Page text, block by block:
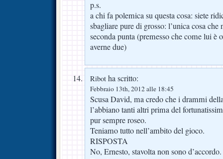
p.s.
a chi fa polemica su questa cosa: siete
sbagliare pure di grosso: l’unica cosa che
seconda punta (premesso che come lui è
averne due)
Ribot ha scritto:
Febbraio 13th, 2012 alle 18:45
Scusa David, ma credo che i drammi
l’abbiano tanti altri prima del
pur sempre roseo.
Teniamo tutto nell’ambito del gioco.
RISPOSTA
No, Ernesto, stavolta non sono d’accordo.